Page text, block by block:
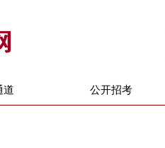
道 公开招考